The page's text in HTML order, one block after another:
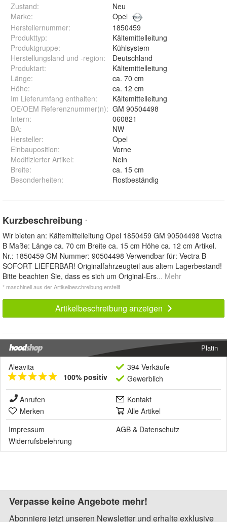
Zustand:
Neu
Marke:
Opel
Herstellernummer:
1850459
Produkttyp:
Kältemittelleitung
Produktgruppe:
Kühlsystem
Herstellungsland und -region:
Deutschland
Produktart:
Kältemittelleitung
Länge:
ca. 70 cm
Höhe:
ca. 12 cm
Im Lieferumfang enthalten:
Kältemittelleitung
OE/OEM Referenznummer(n): GM 90504498
Intern:
060821
BA:
NW
Hersteller:
Opel
Einbauposition:
Vorne
Modifizierter Artikel:
Nein
Breite:
ca. 15 cm
Besonderheiten: Rostbeständig
Kurzbeschreibung *
Wir bieten an: Kältemittelleitung Opel 1850459 GM 90504498 Vectra
B Maße: Länge ca. 70 cm Breite ca. 15 cm Höhe ca. 12 cm Artikel.
Nr.: 1850459 GM Nummer: 90504498 Verwendbar für: Vectra B
SOFORT LIEFERBAR! Originalfahrzeugteil aus altem Lagerbestand!
Bitte beachten Sie, dass es sich um Original-Ers... Mehr
* maschinell aus der Artikelbeschreibung erstellt
Artikelbeschreibung anzeigen
Platin
Aleavita
100% positiv
394 Verkäufe
Gewerblich
Anrufen
Kontakt
Merken
Alle Artikel
Impressum
AGB & Datenschutz
Widerrufsbelehrung
Verpasse keine Angebote mehr!
Abonniere jetzt unseren Newsletter und erhalte exklusive